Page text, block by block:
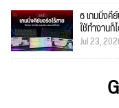
6 เกมมิ่งคี
ใช้ทำงานก็
Jul 23,